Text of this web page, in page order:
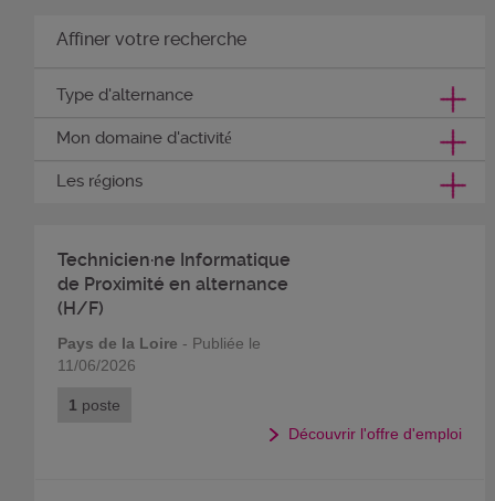
Affiner votre recherche
Type d'alternance
Mon domaine d'activité
Les régions
Technicien·ne Informatique
de Proximité en alternance
(H/F)
Pays de la Loire - Publiée le
11/06/2026
1 poste
Découvrir l'offre d'emploi